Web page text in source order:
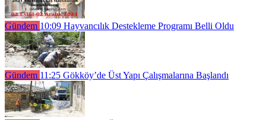
Gündem 10:09 Hayvancılık Destekleme Programı Belli Oldu
Gündem 11:25 Gökköy’de Üst Yapı Çalışmalarına Başlandı